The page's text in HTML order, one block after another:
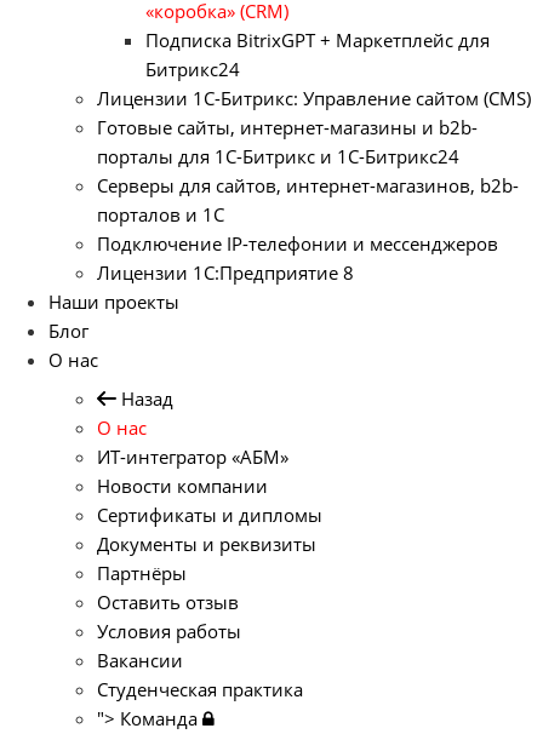
«коробка» (CRM)
Подписка BitrixGPT + Маркетплейс для
Битрикс24
Лицензии 1С-Битрикс: Управление сайтом (CMS)
Готовые сайты, интернет-магазины и b2b-
порталы для 1С-Битрикс и 1С-Битрикс24
Серверы для сайтов, интернет-магазинов, b2b-
порталов и 1С
Подключение IP-телефонии и мессенджеров
Лицензии 1C:Предприятие 8
Наши проекты
Блог
О нас
Назад
О нас
ИТ-интегратор «АБМ»
Новости компании
Сертификаты и дипломы
Документы и реквизиты
Партнёры
Оставить отзыв
Условия работы
Вакансии
Студенческая практика
"> Команда